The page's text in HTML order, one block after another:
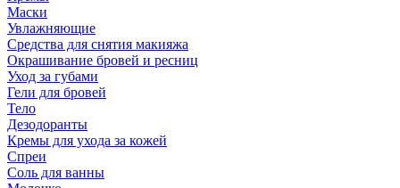
Маски
Увлажняющие
Средства для снятия макияжа
Окрашивание бровей и ресниц
Уход за губами
Гели для бровей
Тело
Дезодоранты
Кремы для ухода за кожей
Спреи
Соль для ванны